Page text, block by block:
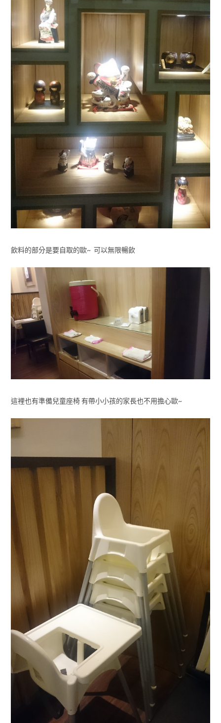
飲料的部分是要自取的歐~ 可以無限暢飲
這裡也有準備兒童座椅 有帶小小孩的家長也不用擔心歐~